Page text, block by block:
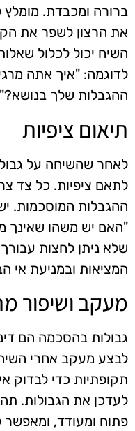
ברורה ומכבדת. מומלץ
את הרצון לשפר את
השיח יכול לכלול
לדוגמה: "איך אתה
ההגבלות שלך בנושא?"
תיאום ציפיות
לאחר שהשיחה על
לתאם ציפיות. כל צד
ההגבלות המוסכמות.
"האם יש משהו שאינך
שלא ניתן לחצות
המציאות ובמניעת אי
מעקב ושיפור
גבולות בהסכמה הם
לבצע מעקב אחרי
תקופתיות כדי לבדוק
לעדכן את הגבולות.
פתוח ומעודד,